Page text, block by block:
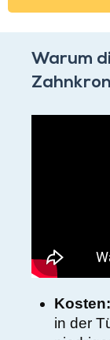
Warum
Kosten:
in der